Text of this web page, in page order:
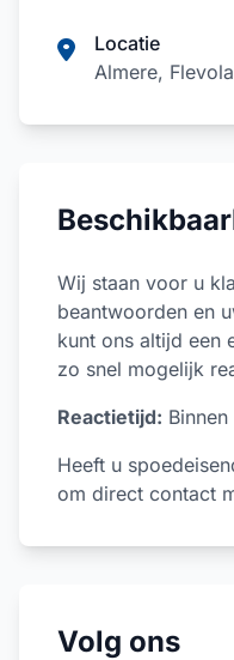
Locatie
Almere,
Wij staan voor u
beantwoorden en
kunt ons altijd een
zo snel mogelijk
Reactietijd:
Heeft u
om direct contact
Volg ons